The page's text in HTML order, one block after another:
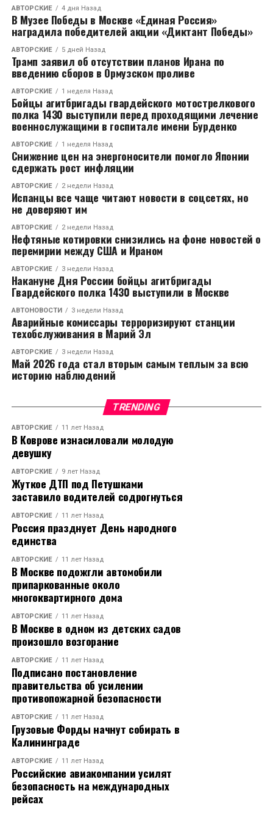
НЕ ПРОПУСТИТЕ
25 сентября «Кросс нации» во Владимире
АВТОРСКИЕ 4 дня Назад
В Музее Победы в Москве «Единая Россия»
наградила победителей акции «Диктант Победы»
АВТОРСКИЕ 5 дней Назад
Трамп заявил об отсутствии планов Ирана по
введению сборов в Ормузском проливе
АВТОРСКИЕ 1 неделя Назад
Бойцы агитбригады гвардейского мотострелкового
полка 1430 выступили перед проходящими лечение
военнослужащими в госпитале имени Бурденко
АВТОРСКИЕ 1 неделя Назад
Снижение цен на энергоносители помогло Японии
сдержать рост инфляции
АВТОРСКИЕ 2 недели Назад
Испанцы все чаще читают новости в соцсетях, но
не доверяют им
АВТОРСКИЕ 2 недели Назад
Нефтяные котировки снизились на фоне новостей о
перемирии между США и Ираном
АВТОРСКИЕ 3 недели Назад
Накануне Дня России бойцы агитбригады
Гвардейского полка 1430 выступили в Москве
АВТОНОВОСТИ 3 недели Назад
Аварийные комиссары терроризируют станции
техобслуживания в Марий Эл
АВТОРСКИЕ 3 недели Назад
Май 2026 года стал вторым самым теплым за всю
историю наблюдений
TRENDING
АВТОРСКИЕ 11 лет Назад
В Коврове изнасиловали молодую
девушку
АВТОРСКИЕ 9 лет Назад
Жуткое ДТП под Петушками
заставило водителей содрогнуться
АВТОРСКИЕ 11 лет Назад
Россия празднует День народного
единства
АВТОРСКИЕ 11 лет Назад
В Москве подожгли автомобили
припаркованные около
многоквартирного дома
АВТОРСКИЕ 11 лет Назад
В Москве в одном из детских садов
произошло возгорание
АВТОРСКИЕ 11 лет Назад
Подписано постановление
правительства об усилении
противопожарной безопасности
АВТОРСКИЕ 11 лет Назад
Грузовые Форды начнут собирать в
Калининграде
АВТОРСКИЕ 11 лет Назад
Российские авиакомпании усилят
безопасность на международных
рейсах